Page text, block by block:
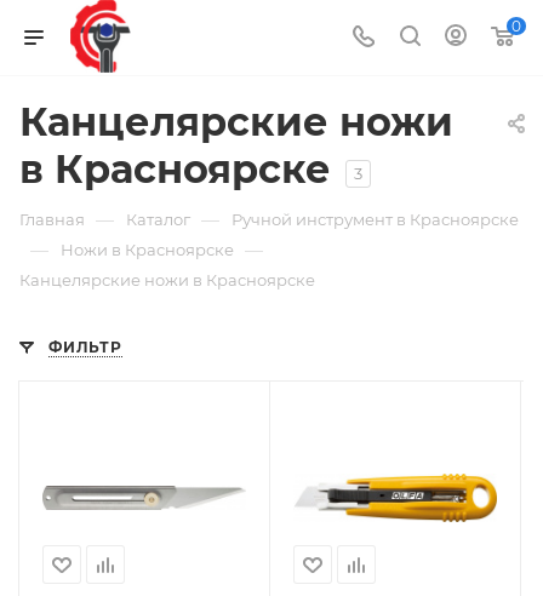
0
Канцелярские ножи
в Красноярске
3
Главная — Каталог — Ручной инструмент в Красноярске
— Ножи в Красноярске —
Канцелярские ножи в Красноярске
ФИЛЬТР